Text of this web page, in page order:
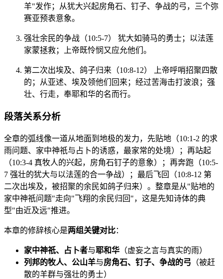
羊"发作；从犹大兴起房角石、钉子、争战的弓，三个弥
赛亚预表意象。
强壮余民的争战（10:5-7） 犹大如骑马的勇士；以法莲
家蒙拯救；上帝既怜悯又应允他们。
第二次出埃及、鸽子归来（10:8-12） 上帝呼哨招聚四散
的；从亚述、埃及领他们回来；经过苦海击打波浪；强
壮、行走，奉耶和华的名而行。
段落关系分析
全章的弧线像一道从地面到地极的发力，先贴地（10:1-2 的求
雨问题、家中神祇与占卜的诱惑，最家常的处境）；再站起
（10:3-4 真牧人的兴起，房角石钉子的意象）；再奔跑（10:5-
7 强壮的犹大与以法莲的合一争战）；最后飞回（10:8-12 第
二次出埃及，被招聚的余民如鸽子归来）。整章是从"贴地的
家中神祇问题"走向"飞翔的余民归回"，这是先知诗体的典
型"由近及远"推进。
本章的修辞核心是两组关键对比：
家中神祇、占卜者与耶和华 （虚妄之言与真实的雨）
列邦的牧人、公山羊与房角石、钉子、争战的弓 （被赶
散的羊群与强壮的勇士）